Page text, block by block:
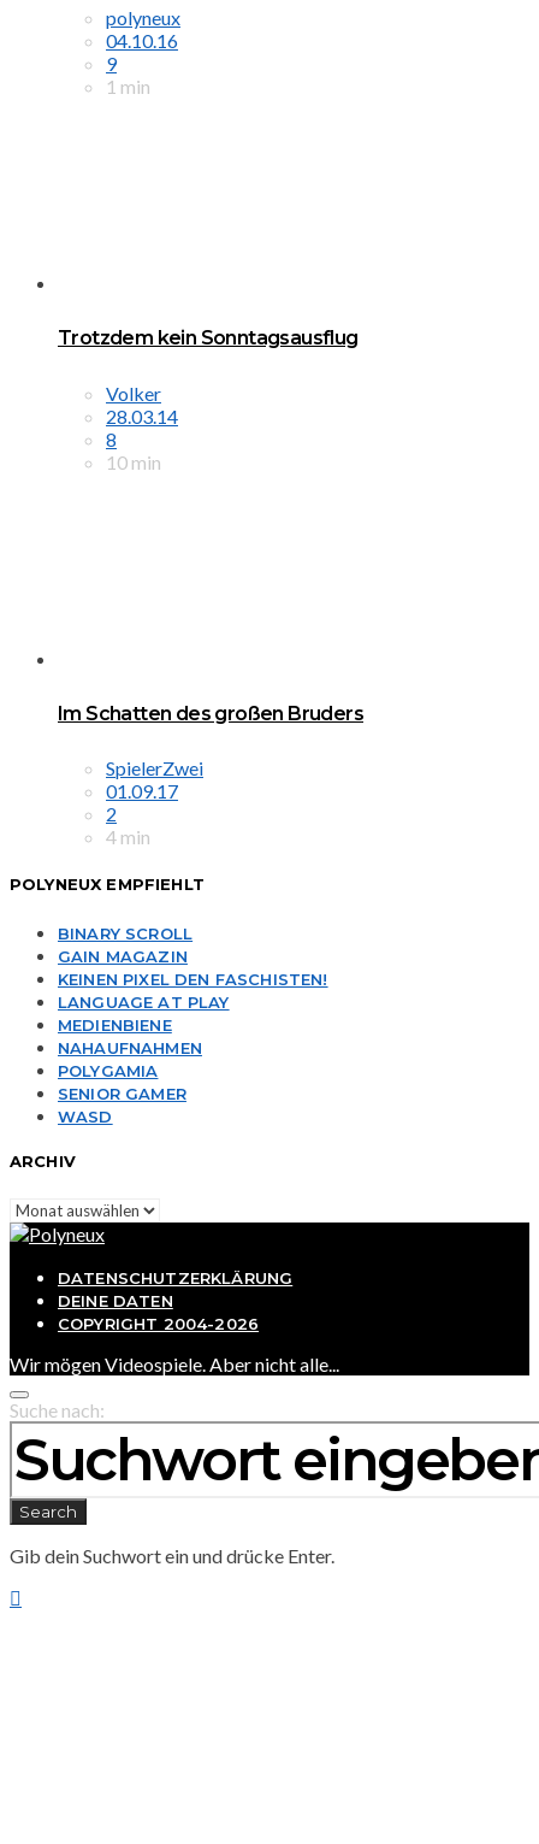
polyneux
04.10.16
9
1 min
Trotzdem kein Sonntagsausflug
Volker
28.03.14
8
10 min
Im Schatten des großen Bruders
SpielerZwei
01.09.17
2
4 min
POLYNEUX EMPFIEHLT
BINARY SCROLL
GAIN MAGAZIN
KEINEN PIXEL DEN FASCHISTEN!
LANGUAGE AT PLAY
MEDIENBIENE
NAHAUFNAHMEN
POLYGAMIA
SENIOR GAMER
WASD
ARCHIV
Archiv
DATENSCHUTZERKLÄRUNG
DEINE DATEN
COPYRIGHT 2004-2026
Wir mögen Videospiele. Aber nicht alle...
Suche nach:
Search
Gib dein Suchwort ein und drücke Enter.